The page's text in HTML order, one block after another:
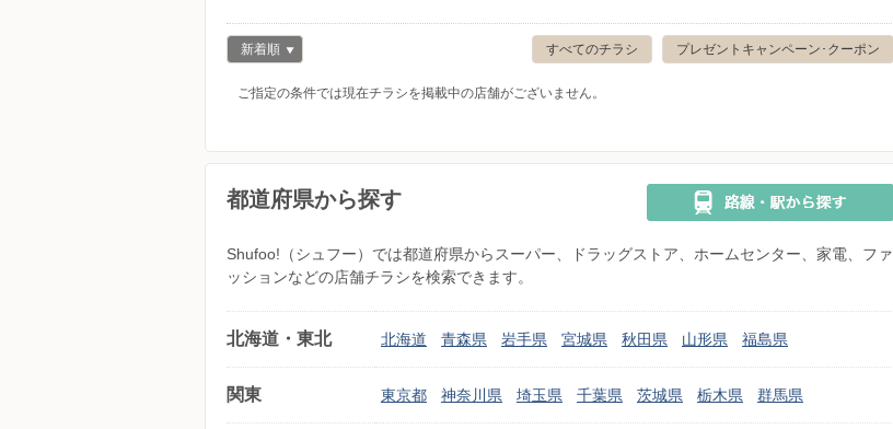
プレゼントキャンペーン･クーポン
すべてのチラシ
新着順
ご指定の条件では現在チラシを掲載中の店舗がございません。
都道府県から探す
Shufoo!（シュフー）では都道府県からスーパー、ドラッグストア、ホームセンター、家電、ファ
ッションなどの店舗チラシを検索できます。
北海道・東北 北海道 青森県 岩手県 宮城県 秋田県 山形県 福島県
関東 東京都 神奈川県 埼玉県 千葉県 茨城県 栃木県 群馬県